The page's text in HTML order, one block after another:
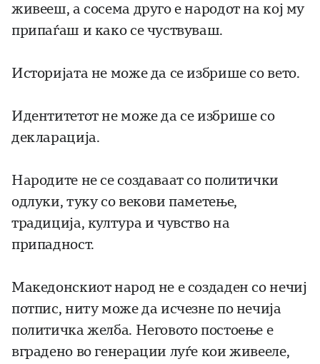
живееш, а сосема друго е народот на кој му
припаѓаш и како се чуствуваш.
Историјата не може да се избрише со вето.
Идентитетот не може да се избрише со
декларација.
Народите не се создаваат со политички
одлуки, туку со векови паметење,
традиција, култура и чувство на
припадност.
Македонскиот народ не е создаден со нечиј
потпис, ниту може да исчезне по нечија
политичка желба. Неговото постоење е
вградено во генерации луѓе кои живееле,